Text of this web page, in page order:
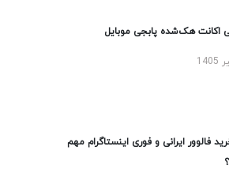
اکانت هک‌شده پابجی موبایل
فالوور ایرانی و فوری اینستاگرام مهم